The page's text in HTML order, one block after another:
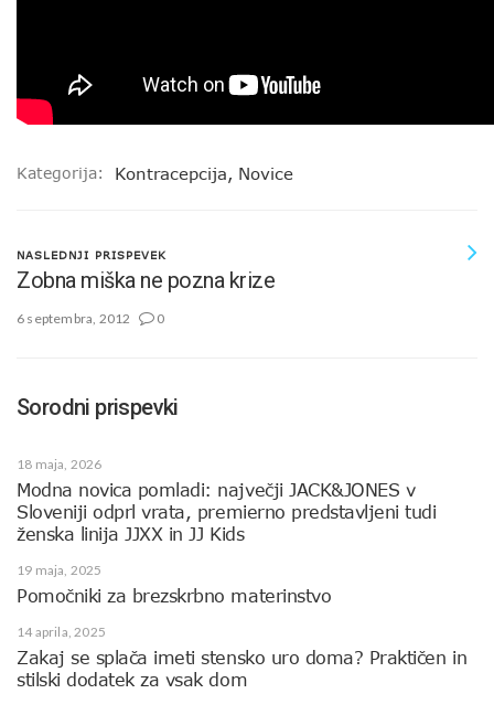
Kategorija: Kontracepcija, Novice
NASLEDNJI PRISPEVEK
Zobna miška ne pozna krize
6 septembra, 2012 0
Sorodni prispevki
18 maja, 2026
Modna novica pomladi: največji JACK&JONES v
Sloveniji odprl vrata, premierno predstavljeni tudi
ženska linija JJXX in JJ Kids
19 maja, 2025
Pomočniki za brezskrbno materinstvo
14 aprila, 2025
Zakaj se splača imeti stensko uro doma? Praktičen in
stilski dodatek za vsak dom